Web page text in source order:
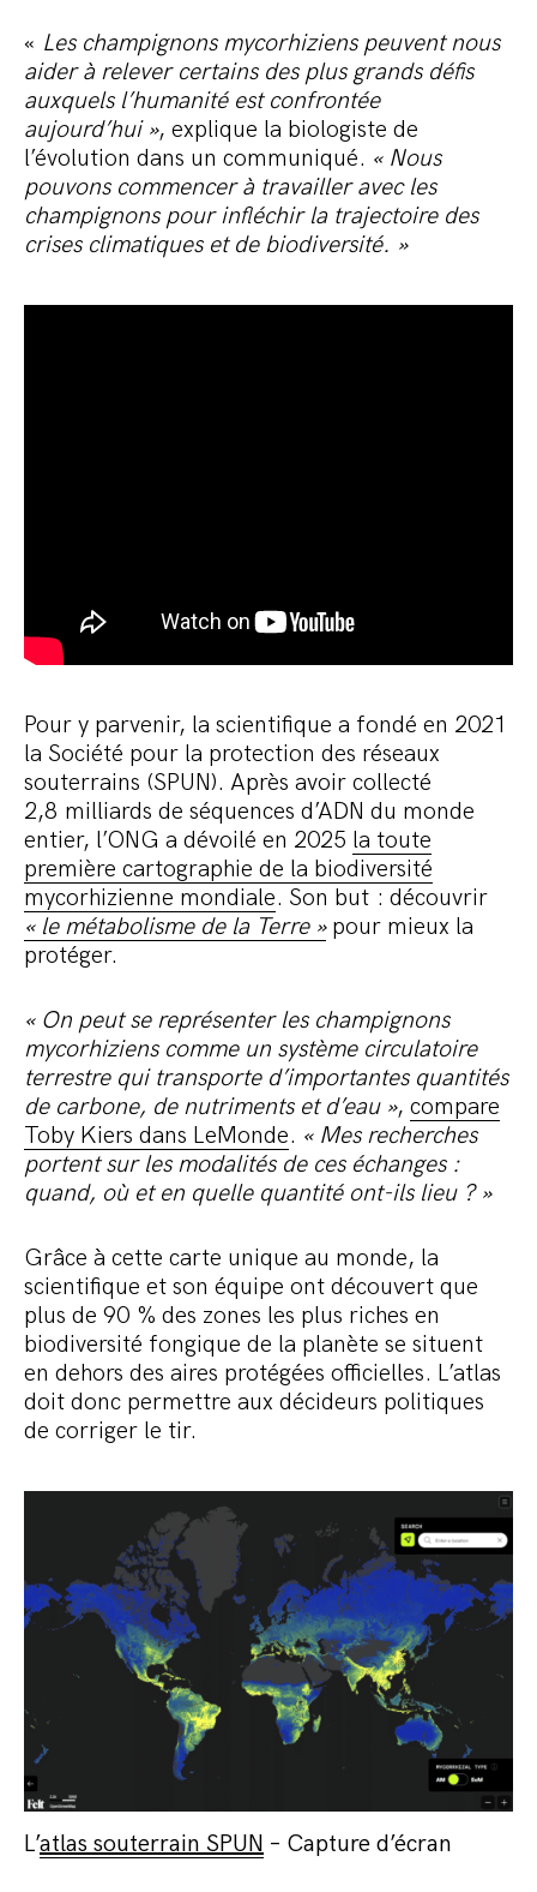
« Les champignons mycorhiziens peuvent nous
aider à relever certains des plus grands défis
auxquels l’humanité est confrontée
aujourd’hui », explique la biologiste de
l’évolution dans un communiqué. « Nous
pouvons commencer à travailler avec les
champignons pour infléchir la trajectoire des
crises climatiques et de biodiversité. »
Pour y parvenir, la scientifique a fondé en 2021
la Société pour la protection des réseaux
souterrains (SPUN). Après avoir collecté
2,8 milliards de séquences d’ADN du monde
entier, l’ONG a dévoilé en 2025 la toute
première cartographie de la biodiversité
mycorhizienne mondiale. Son but : découvrir
« le métabolisme de la Terre »pour mieux la
protéger.
« On peut se représenter les champignons
mycorhiziens comme un système circulatoire
terrestre qui transporte d’importantes quantités
de carbone, de nutriments et d’eau », compare
Toby Kiers dans LeMonde. « Mes recherches
portent sur les modalités de ces échanges :
quand, où et en quelle quantité ont-ils lieu ? »
Grâce à cette carte unique au monde, la
scientifique et son équipe ont découvert que
plus de 90 % des zones les plus riches en
biodiversité fongique de la planète se situent
en dehors des aires protégées officielles. L’atlas
doit donc permettre aux décideurs politiques
de corriger le tir.
L’atlas souterrain SPUN – Capture d’écran